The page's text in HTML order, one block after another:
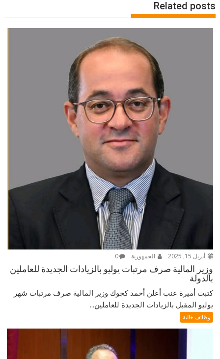
Related posts
أبريل 15, 2025 الجمهورية 0
وزير المالية صرف مرتبات يوليو بالزيادات الجديدة للعاملين
بالدولة
كتبت أميرة عنب أعلن أحمد كجوك وزير المالية صرف مرتبات شهر
يوليو المقبل بالزيادات الجديدة للعاملين...
وظائف خالية